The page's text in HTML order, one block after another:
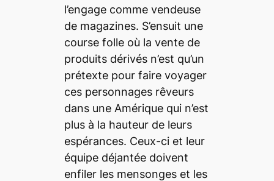
l’engage comme vendeuse
de magazines. S’ensuit une
course folle où la vente de
produits dérivés n’est qu’un
prétexte pour faire voyager
ces personnages rêveurs
dans une Amérique qui n’est
plus à la hauteur de leurs
espérances. Ceux-ci et leur
équipe déjantée doivent
enfiler les mensonges et les